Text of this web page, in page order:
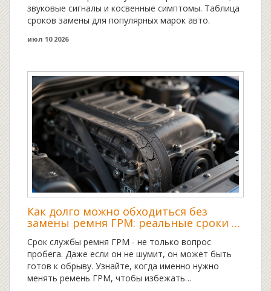
звуковые сигналы и косвенные симптомы. Таблица
сроков замены для популярных марок авто.
июл 10 2026
Как долго можно обходиться без
замены ремня ГРМ: реальные сроки и
Срок службы ремня ГРМ - не только вопрос
пробега. Даже если он не шумит, он может быть
готов к обрыву. Узнайте, когда именно нужно
менять ремень ГРМ, чтобы избежать